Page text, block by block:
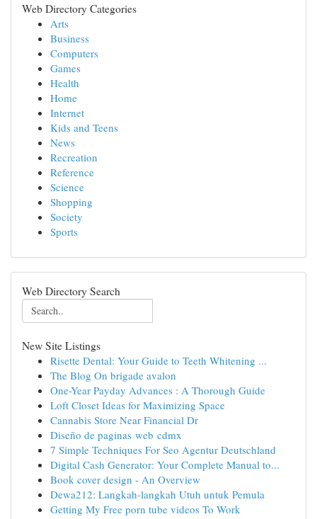
Web Directory Categories
Arts
Business
Computers
Games
Health
Home
Internet
Kids and Teens
News
Recreation
Reference
Science
Shopping
Society
Sports
Web Directory Search
New Site Listings
Risette Dental: Your Guide to Teeth Whitening ...
The Blog On brigade avalon
One-Year Payday Advances : A Thorough Guide
Loft Closet Ideas for Maximizing Space
Cannabis Store Near Financial Dr
Diseño de paginas web cdmx
7 Simple Techniques For Seo Agentur Deutschland
Digital Cash Generator: Your Complete Manual to...
Book cover design - An Overview
Dewa212: Langkah-langkah Utuh untuk Pemula
Getting My Free porn tube videos To Work